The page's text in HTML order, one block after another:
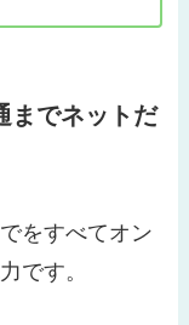
までネットだ
をすべてオン
です。